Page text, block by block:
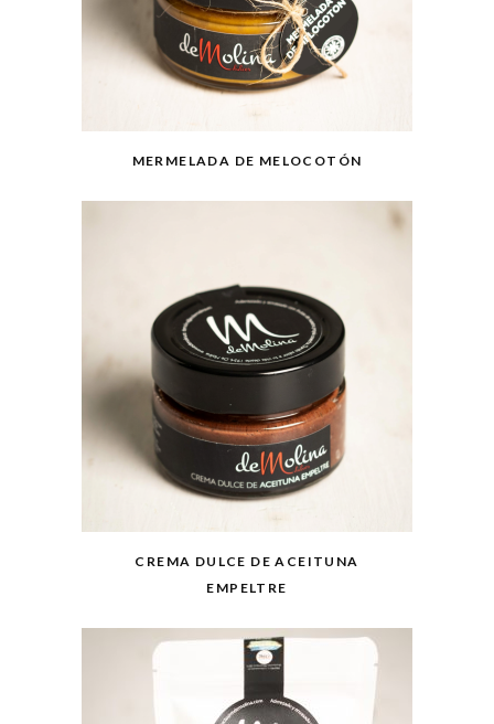
MERMELADA DE MELOCOTÓN
CREMA DULCE DE ACEITUNA
EMPELTRE